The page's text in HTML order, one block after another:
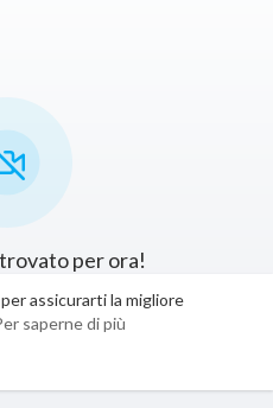
assicurarti la migliore
saperne di più
per ora!